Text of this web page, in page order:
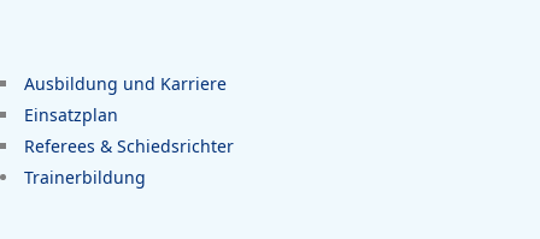
Ausbildung und Karriere
Einsatzplan
Referees & Schiedsrichter
Trainerbildung